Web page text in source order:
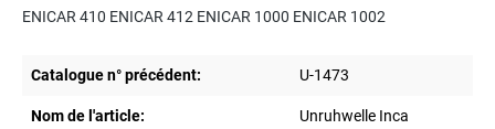
ENICAR 410 ENICAR 412 ENICAR 1000 ENICAR 1002
Catalogue n° précédent: U-1473
Nom de l'article: Unruhwelle Inca